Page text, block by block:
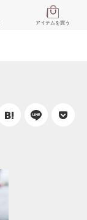
アイテムを買う